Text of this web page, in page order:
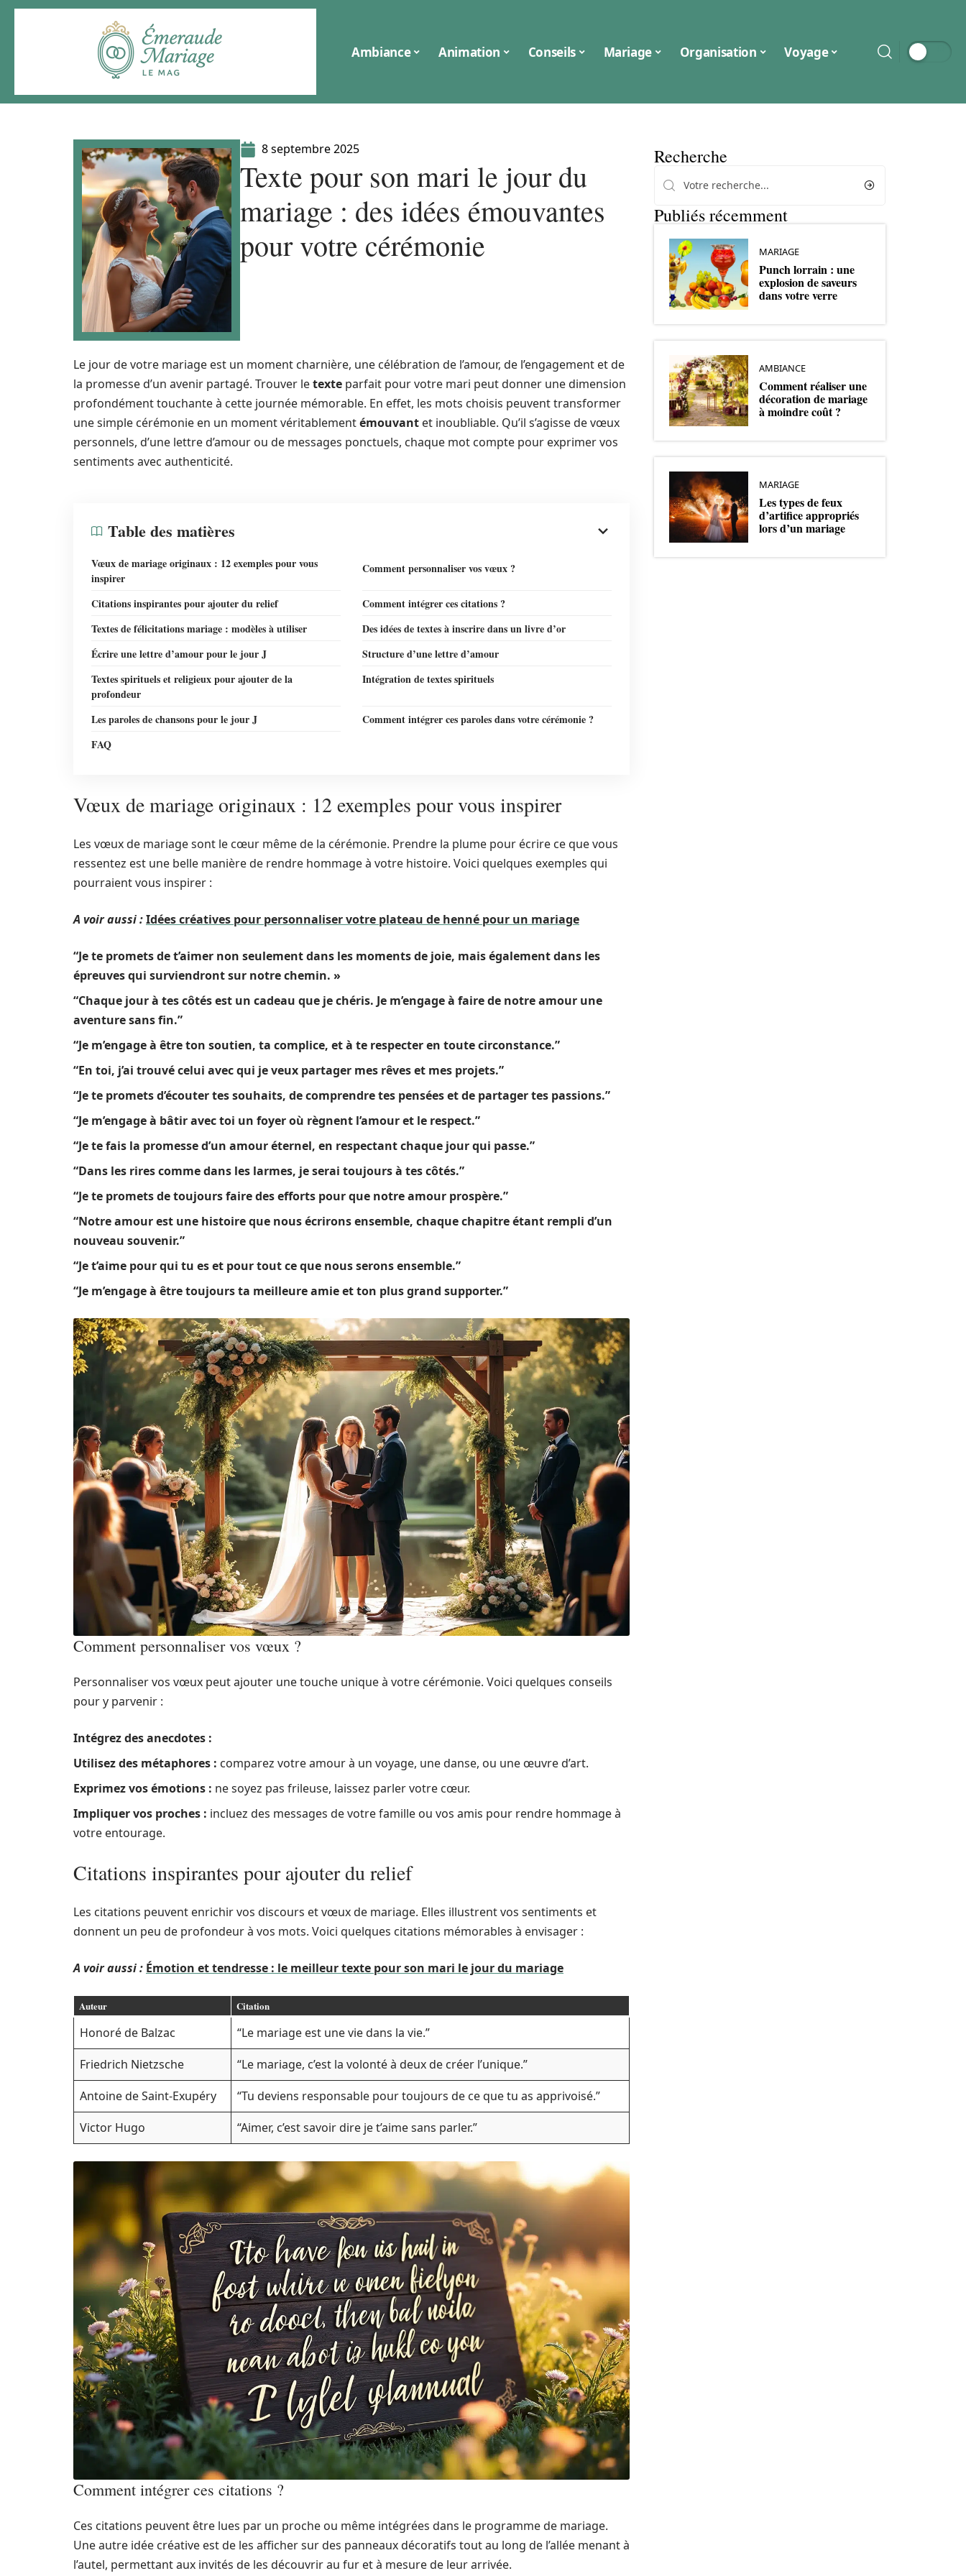
Ambiance Animation Conseils Mariage Organisation Voyage
8 septembre 2025
Texte pour son mari le jour du
mariage : des idées émouvantes
pour votre cérémonie
Le jour de votre mariage est un moment charnière, une célébration de l’amour, de l’engagement et de
la promesse d’un avenir partagé. Trouver letexte parfait pour votre mari peut donner une dimension
profondément touchante à cette journée mémorable. En effet, les mots choisis peuvent transformer
une simple cérémonie en un moment véritablementémouvant et inoubliable. Qu’il s’agisse de vœux
personnels, d’une lettre d’amour ou de messages ponctuels, chaque mot compte pour exprimer vos
sentiments avec authenticité.
Table des matières
Vœux de mariage originaux : 12 exemples pour vous
inspirer
Comment personnaliser vos vœux ?
Citations inspirantes pour ajouter du relief
Comment intégrer ces citations ?
Textes de félicitations mariage : modèles à utiliser
Des idées de textes à inscrire dans un livre d’or
Écrire une lettre d’amour pour le jour J
Structure d’une lettre d’amour
Textes spirituels et religieux pour ajouter de la
profondeur
Intégration de textes spirituels
Les paroles de chansons pour le jour J
Comment intégrer ces paroles dans votre cérémonie ?
FAQ
Vœux de mariage originaux : 12 exemples pour vous inspirer
Les vœux de mariage sont le cœur même de la cérémonie. Prendre la plume pour écrire ce que vous
ressentez est une belle manière de rendre hommage à votre histoire. Voici quelques exemples qui
pourraient vous inspirer :
A voir aussi :Idées créatives pour personnaliser votre plateau de henné pour un mariage
“Je te promets de t’aimer non seulement dans les moments de joie, mais également dans les
épreuves qui surviendront sur notre chemin. »
“Chaque jour à tes côtés est un cadeau que je chéris. Je m’engage à faire de notre amour une
aventure sans fin.”
“Je m’engage à être ton soutien, ta complice, et à te respecter en toute circonstance.”
“En toi, j’ai trouvé celui avec qui je veux partager mes rêves et mes projets.”
“Je te promets d’écouter tes souhaits, de comprendre tes pensées et de partager tes passions.”
“Je m’engage à bâtir avec toi un foyer où règnent l’amour et le respect.”
“Je te fais la promesse d’un amour éternel, en respectant chaque jour qui passe.”
“Dans les rires comme dans les larmes, je serai toujours à tes côtés.”
“Je te promets de toujours faire des efforts pour que notre amour prospère.”
“Notre amour est une histoire que nous écrirons ensemble, chaque chapitre étant rempli d’un
nouveau souvenir.”
“Je t’aime pour qui tu es et pour tout ce que nous serons ensemble.”
“Je m’engage à être toujours ta meilleure amie et ton plus grand supporter.”
Comment personnaliser vos vœux ?
Personnaliser vos vœux peut ajouter une touche unique à votre cérémonie. Voici quelques conseils
pour y parvenir :
Intégrez des anecdotes :
Utilisez des métaphores : comparez votre amour à un voyage, une danse, ou une œuvre d’art.
Exprimez vos émotions : ne soyez pas frileuse, laissez parler votre cœur.
Impliquer vos proches : incluez des messages de votre famille ou vos amis pour rendre hommage à
votre entourage.
Citations inspirantes pour ajouter du relief
Les citations peuvent enrichir vos discours et vœux de mariage. Elles illustrent vos sentiments et
donnent un peu de profondeur à vos mots. Voici quelques citations mémorables à envisager :
A voir aussi : Émotion et tendresse : le meilleur texte pour son mari le jour du mariage
Auteur Citation
Honoré de Balzac
“Le mariage est une vie dans la vie.”
Friedrich Nietzsche
“Le mariage, c’est la volonté à deux de créer l’unique.”
Antoine de Saint-Exupéry
“Tu deviens responsable pour toujours de ce que tu as apprivoisé.”
Victor Hugo
“Aimer, c’est savoir dire je t’aime sans parler.”
Comment intégrer ces citations ?
Ces citations peuvent être lues par un proche ou même intégrées dans le programme de mariage.
Une autre idée créative est de les afficher sur des panneaux décoratifs tout au long de l’allée menant à
l’autel, permettant aux invités de les découvrir au fur et à mesure de leur arrivée.
Recherche
Publiés récemment
MARIAGE
Punch lorrain : une
explosion de saveurs
dans votre verre
AMBIANCE
Comment réaliser une
décoration de mariage
à moindre coût ?
MARIAGE
Les types de feux
d’artifice appropriés
lors d’un mariage